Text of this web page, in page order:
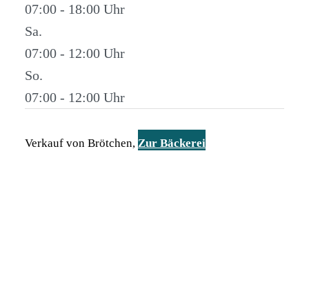
07:00 - 18:00
Sa.
07:00 - 12:00
So.
07:00 - 12:00
Verkauf von Brötchen, Zur Bäckerei